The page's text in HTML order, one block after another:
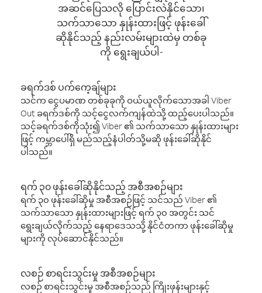
အဆင်ပြေသလို ပြောင်းလဲနိုင်သော၊
သက်သာသော နှုန်းထားဖြင့် ဖုန်းခေါ်
ဆိုနိုင်သည့် နည်းလမ်းများထဲမှ တစ်ခု
ကို ရွေးချယ်ပါ-
ခရက်ဒစ် ပက်ကေ့ချ်များ
သင်က ငွေပမာဏ တစ်ခုခုကို ဝယ်ယူလိုက်သောအခါ Viber
Out ခရက်ဒစ်ကို သင့်ငွေလက်ကျန်ထဲသို့ ထည့်ပေးပါသည်။
သင့်ခရက်ဒစ်ကိုသုံး၍ Viber ၏ သက်သာသော နှုန်းထားများ
ဖြင့် ကမ္ဘာပေါ်ရှိ မည်သည့်နံပါတ်သို့မဆို ဖုန်းခေါ်ဆိုနိုင်
ပါသည်။
ရက် ၃၀ ဖုန်းခေါ်ဆိုနိုင်သည့် အစီအစဉ်များ
ရက် ၃၀ ဖုန်းခေါ်ဆိုမှု အစီအစဉ်ဖြင့် သင်သည် Viber ၏
သက်သာသော နှုန်းထားများဖြင့် ရက် ၃၀ အတွင်း သင်
ရွေးချယ်လိုက်သည့် နေရာဒေသသို့ နိုင်ငံတကာ ဖုန်းခေါ်ဆိုမှု
များကို လုပ်ဆောင်နိုင်သည်။
လစဉ် စာရင်းသွင်းမှု အစီအစဉ်များ
လစဉ် စာရင်းသွင်းမှု အစီအစဉ်သည် ကြိုးဖုန်းများနှင့်